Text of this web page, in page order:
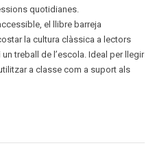
quotidianes.
el llibre barreja
la cultura clàssica a lectors
treball de l’escola. Ideal per llegir
a classe com a suport als